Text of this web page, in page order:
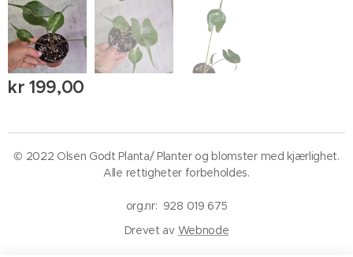
kr199,00
© 2022 Olsen Godt Planta/ Planter og blomster med kjærlighet.
Alle rettigheter forbeholdes.
org.nr: 928 019 675
Drevet av Webnode